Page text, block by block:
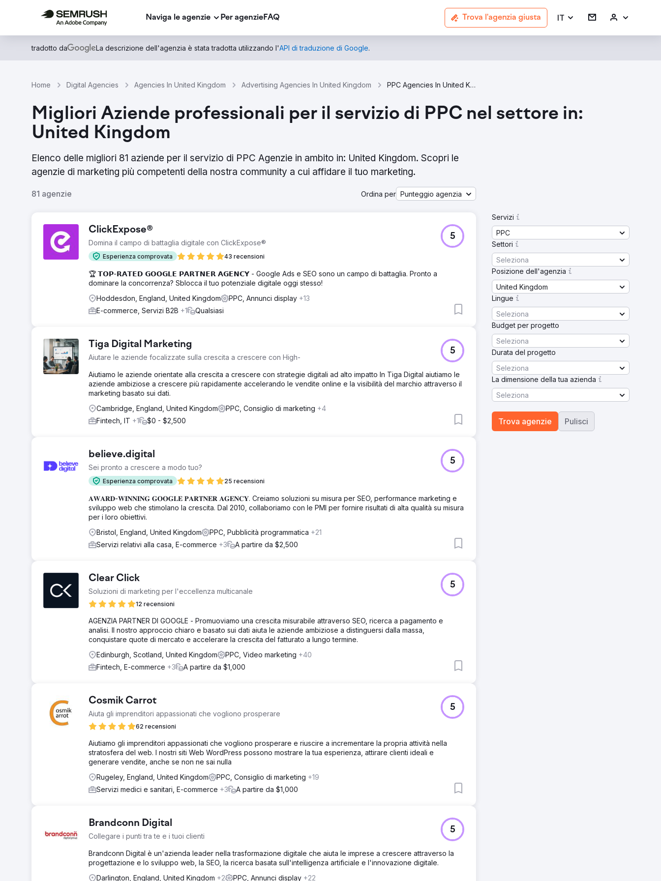
Naviga le agenzie Per agenzieFAQ Trova l'agenzia giusta IT
tradotto da La descrizione dell'agenzia è stata tradotta utilizzando l'API di traduzione di Google.
Home Digital Agencies Agencies In United Kingdom Advertising Agencies In United Kingdom PPC Agencies In United Kingdom
Migliori Aziende professionali per il servizio di PPC nel settore in:
United Kingdom
Elenco delle migliori 81 aziende per il servizio di PPC Agenzie in ambito in: United Kingdom. Scopri le
agenzie di marketing più competenti della nostra community a cui affidare il tuo marketing.
81 agenzie Ordina per Punteggio agenzia
ClickExpose®
Domina il campo di battaglia digitale con ClickExpose®
Esperienza comprovata 43 recensioni
5
🏆 𝗧𝗢𝗣-𝗥𝗔𝗧𝗘𝗗 𝗚𝗢𝗢𝗚𝗟𝗘 𝗣𝗔𝗥𝗧𝗡𝗘𝗥 𝗔𝗚𝗘𝗡𝗖𝗬 - Google Ads e SEO sono un campo di battaglia. Pronto a
dominare la concorrenza? Sblocca il tuo potenziale digitale oggi stesso!
Hoddesdon, England, United Kingdom
PPC, Annunci display +13
E-commerce, Servizi B2B +1 Qualsiasi
Tiga Digital Marketing
Aiutare le aziende focalizzate sulla crescita a crescere con High-
5
Aiutiamo le aziende orientate alla crescita a crescere con strategie digitali ad alto impatto In Tiga Digital aiutiamo le
aziende ambiziose a crescere più rapidamente accelerando le vendite online e la visibilità del marchio attraverso il
marketing basato sui dati.
Cambridge, England, United Kingdom
PPC, Consiglio di marketing +4
Fintech, IT +1 $0 - $2,500
believe.digital
Sei pronto a crescere a modo tuo?
Esperienza comprovata 25 recensioni
5
𝐀𝐖𝐀𝐑𝐃-𝐖𝐈𝐍𝐍𝐈𝐍𝐆 𝐆𝐎𝐎𝐆𝐋𝐄 𝐏𝐀𝐑𝐓𝐍𝐄𝐑 𝐀𝐆𝐄𝐍𝐂𝐘. Creiamo soluzioni su misura per SEO, performance marketing e
sviluppo web che stimolano la crescita. Dal 2010, collaboriamo con le PMI per fornire risultati di alta qualità su misura
per i loro obiettivi.
Bristol, England, United Kingdom
PPC, Pubblicità programmatica +21
Servizi relativi alla casa, E-commerce +3 A partire da $2,500
Clear Click
Soluzioni di marketing per l'eccellenza multicanale
12 recensioni
5
AGENZIA PARTNER DI GOOGLE - Promuoviamo una crescita misurabile attraverso SEO, ricerca a pagamento e
analisi. Il nostro approccio chiaro e basato sui dati aiuta le aziende ambiziose a distinguersi dalla massa,
conquistare quote di mercato e accelerare la crescita del fatturato a lungo termine.
Edinburgh, Scotland, United Kingdom
PPC, Video marketing +40
Fintech, E-commerce +3 A partire da $1,000
Cosmik Carrot
Aiuta gli imprenditori appassionati che vogliono prosperare
62 recensioni
5
Aiutiamo gli imprenditori appassionati che vogliono prosperare e riuscire a incrementare la propria attività nella
stratosfera del web. I nostri siti Web WordPress possono mostrare la tua esperienza, attirare clienti ideali e
generare vendite, anche se non ne sai nulla
Rugeley, England, United Kingdom
PPC, Consiglio di marketing +19
Servizi medici e sanitari, E-commerce +3 A partire da $1,000
Brandconn Digital
Collegare i punti tra te e i tuoi clienti
5
Brandconn Digital è un'azienda leader nella trasformazione digitale che aiuta le imprese a crescere attraverso la
progettazione e lo sviluppo web, la SEO, la ricerca basata sull'intelligenza artificiale e l'innovazione digitale.
Darlington, England, United Kingdom +2 PPC, Annunci display +22
Servizi
PPC
Settori
Seleziona
Posizione dell'agenzia
United Kingdom
Lingue
Seleziona
Budget per progetto
Seleziona
Durata del progetto
Seleziona
La dimensione della tua azienda
Seleziona
Trova agenzie Pulisci